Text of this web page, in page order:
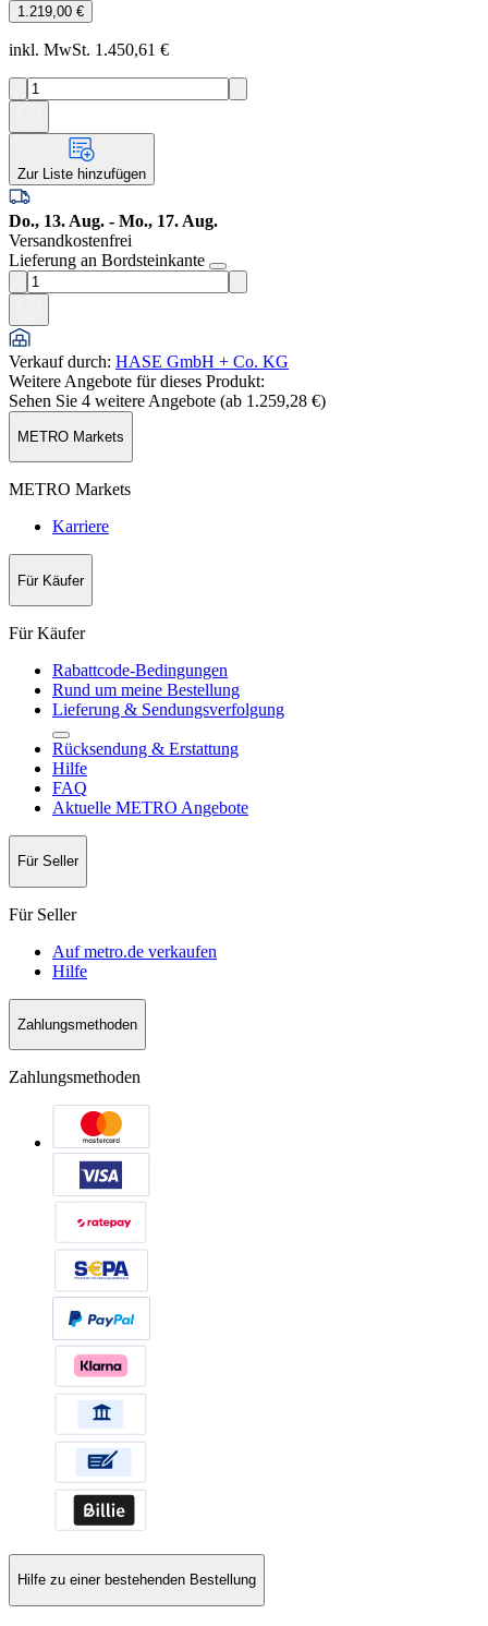
1.219,00 €
inkl. MwSt. 1.450,61 €
Zur Liste hinzufügen
Do., 13. Aug. - Mo., 17. Aug.
Versandkostenfrei
Lieferung an Bordsteinkante
Verkauf durch: HASE GmbH + Co. KG
Weitere Angebote für dieses Produkt:
Sehen Sie 4 weitere Angebote (ab 1.259,28 €)
METRO Markets
METRO Markets
Karriere
Für Käufer
Für Käufer
Rabattcode-Bedingungen
Rund um meine Bestellung
Lieferung & Sendungsverfolgung
Rücksendung & Erstattung
Hilfe
FAQ
Aktuelle METRO Angebote
Für Seller
Für Seller
Auf metro.de verkaufen
Hilfe
Zahlungsmethoden
Zahlungsmethoden
Hilfe zu einer bestehenden Bestellung